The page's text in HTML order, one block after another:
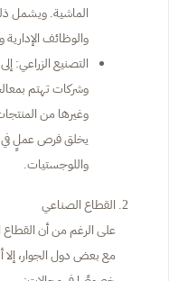
الماشية. ويشمل
والوظائف الإدارية
التصنيع الزراعي:
وشركات تهتم
وغيرها من
يخلق فرص عملٍ في
واللوجستيات.
القطاع الصناعي
على الرغم من أن القطاع
مع بعض دول الجوار،